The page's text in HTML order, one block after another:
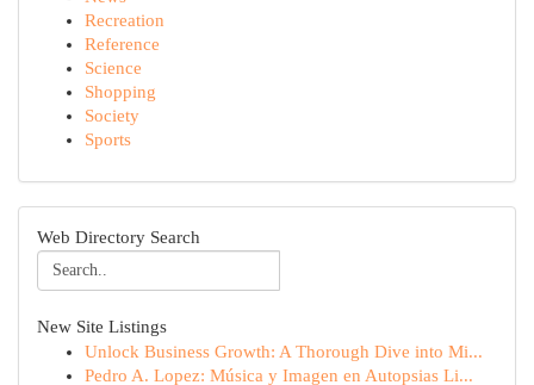
Recreation
Reference
Science
Shopping
Society
Sports
Web Directory Search
New Site Listings
Unlock Business Growth: A Thorough Dive into Mi...
Pedro A. Lopez: Música y Imagen en Autopsias Li...